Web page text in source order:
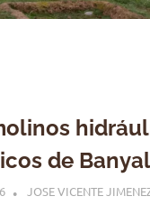
de
JOSE VICENTE